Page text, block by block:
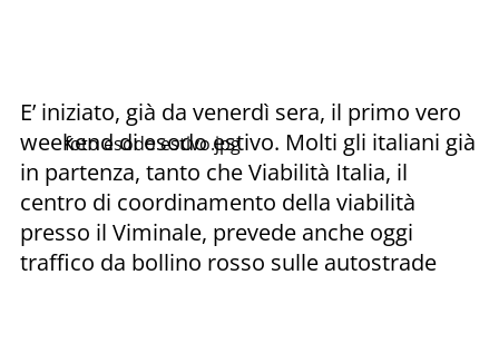
foto esodo estivo.jpg
E’ iniziato, già da venerdì sera, il primo vero
weekend di esodo estivo. Molti gli italiani già
in partenza, tanto che Viabilità Italia, il
centro di coordinamento della viabilità
presso il Viminale, prevede anche oggi
traffico da bollino rosso sulle autostrade